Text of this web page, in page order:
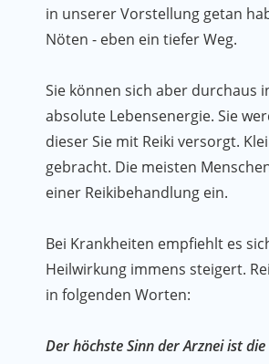
in unserer Vorstellung getan
Nöten - eben ein tiefer Weg.
Sie können sich aber durchaus
absolute Lebensenergie. Sie
dieser Sie mit Reiki versorgt.
gebracht. Die meisten
einer Reikibehandlung ein.
Bei Krankheiten empfiehlt es
Heilwirkung immens steigert.
in folgenden Worten:
Der höchste Sinn der Arznei ist die